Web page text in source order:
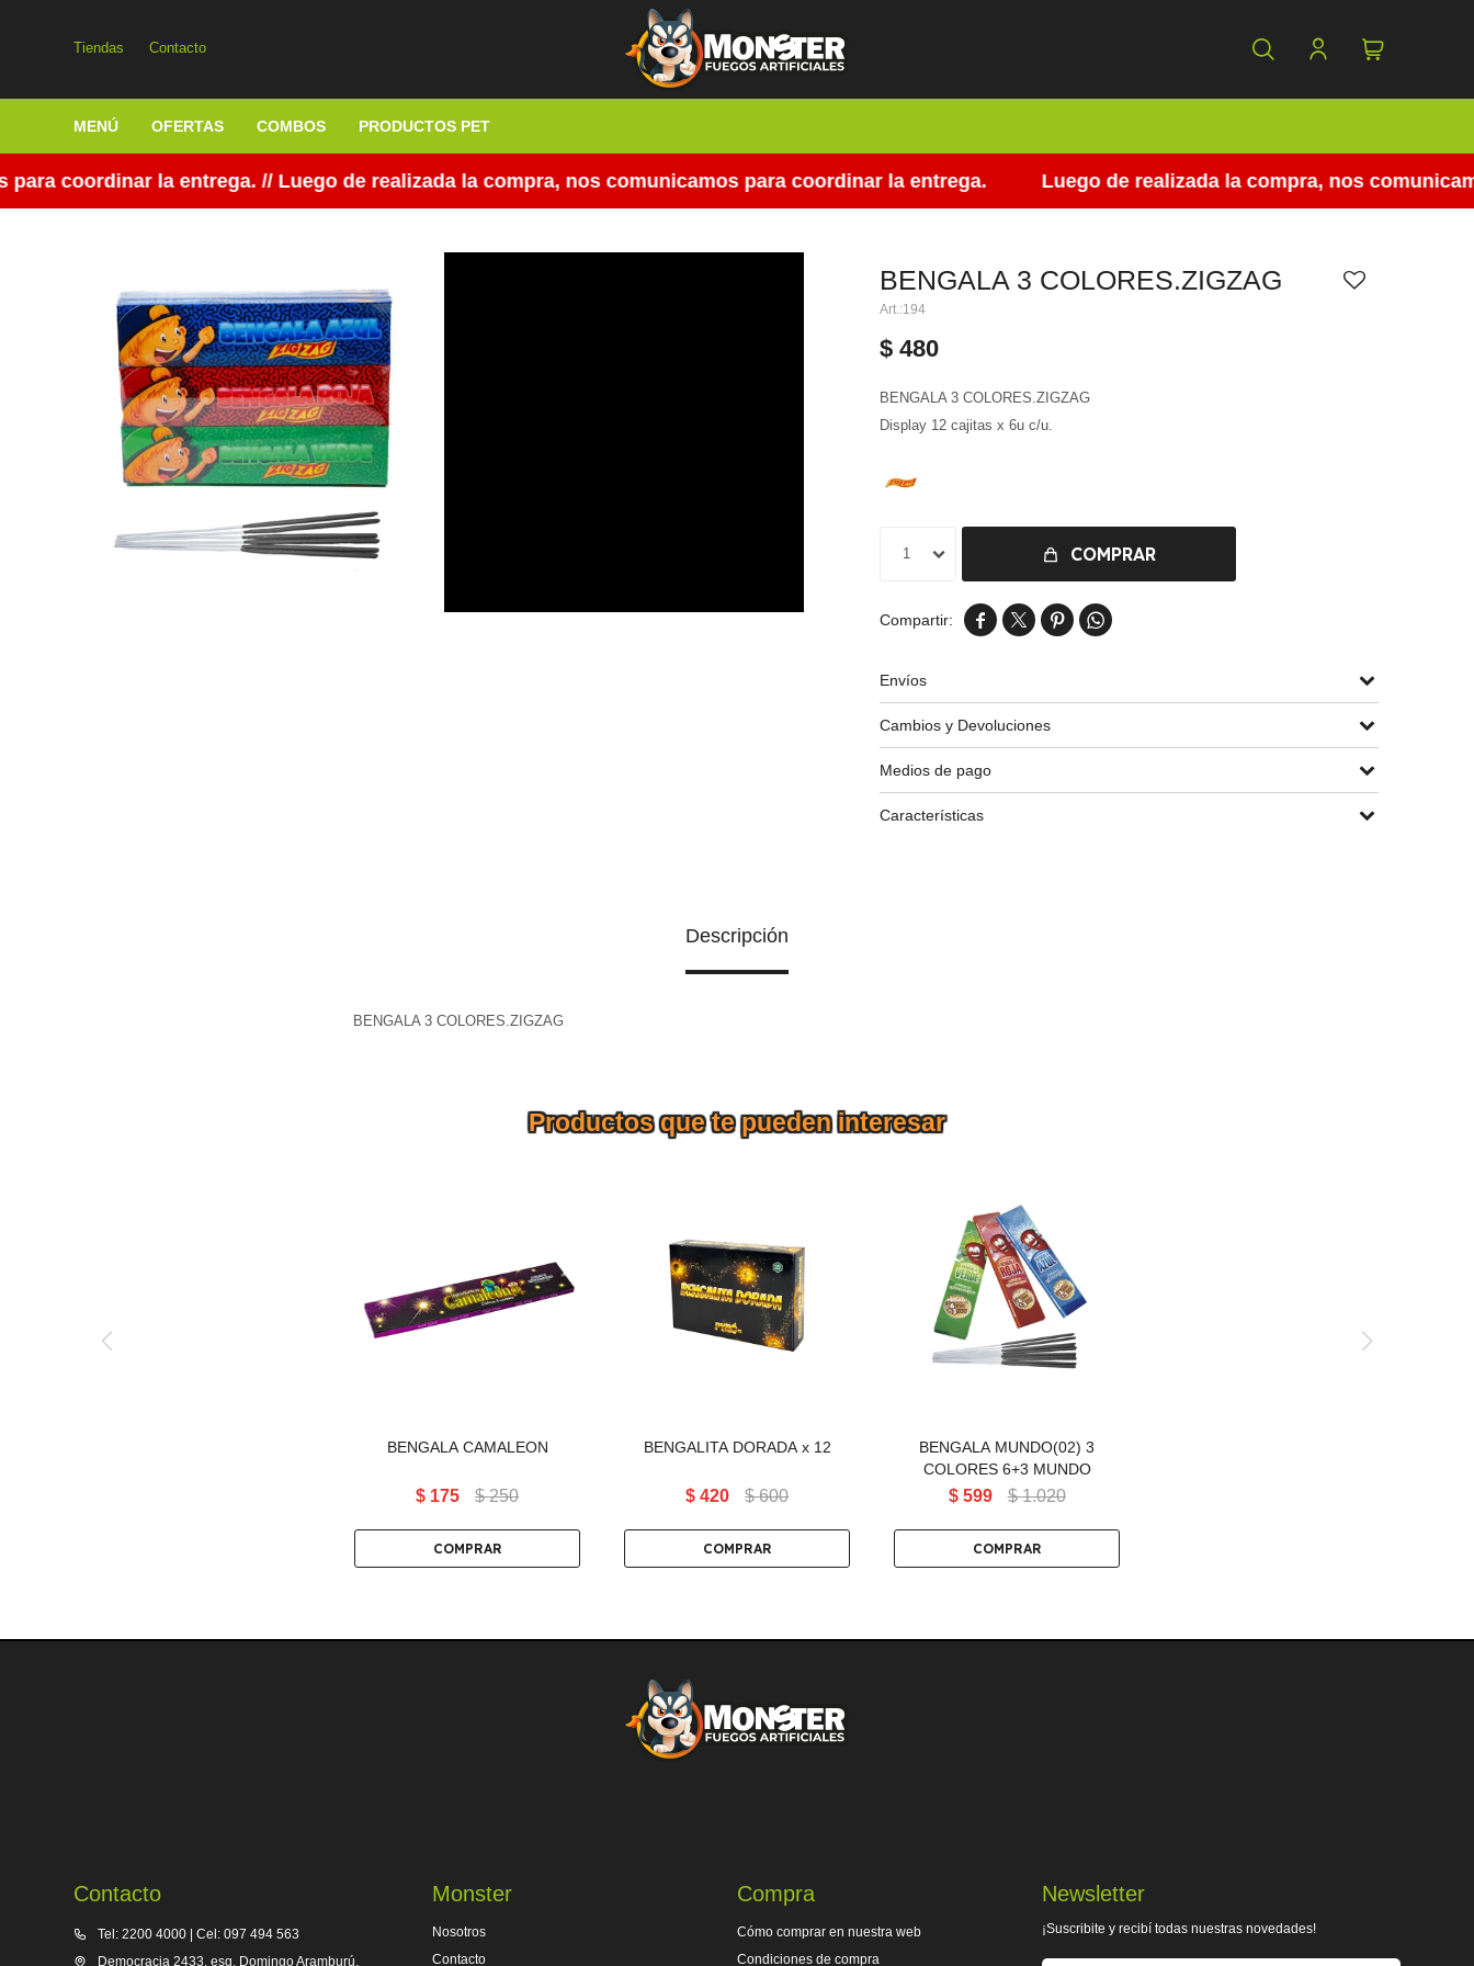
MENÚ OFERTAS COMBOS PRODUCTOS PET
Tiendas Contacto
coordinar la entrega. // Luego de realizada la compra, nos comunicamos para coordinar la entrega. Luego de realizada la compra, nos
BENGALA 3 COLORES.ZIGZAG
194
$ 480
BENGALA 3 COLORES.ZIGZAG
Display 12 cajitas x 6u c/u.
1 COMPRAR
   
Envíos
Cambios y Devoluciones
Medios de pago
Características
Descripción
BENGALA 3 COLORES.ZIGZAG
Productos que te pueden interesar
BENGALA CAMALEON
BENGALA CAMALEON
$ 175 $ 250
Bengalas doradas con
chispas brillantes y cálidas.
Display x12 ideal para
cumpleaños, tortas y
celebraciones familiares.
BENGALITA DORADA x 12
$ 420 $ 600
BENGALA MUNDO(02) 3
COLORES 6+3 MUNDO
BENGALA MUNDO(02) 3
COLORES 6+3 MUNDO
$ 599 $ 1.020
Contacto
Tel: 2200 4000 | Cel: 097 494 563
Democracia 2433, esq. Domingo Aramburú,
Monster
Nosotros
Contacto
Compra
Cómo comprar en nuestra web
Condiciones de compra
Newsletter
¡Suscribite y recibí todas nuestras novedades!